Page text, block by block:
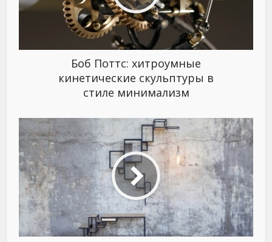
Боб Поттс: хитроумные
кинетические скульптуры в
стиле минимализм